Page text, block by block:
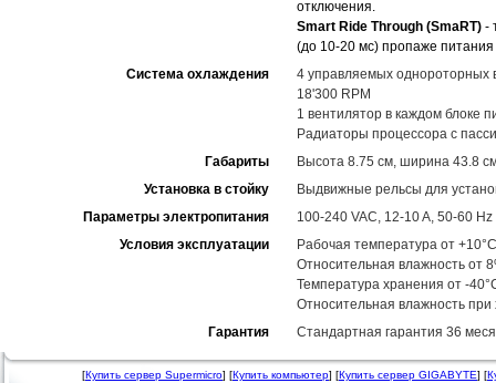
отключения.
Smart Ride Through (SmaRT) -
(до 10-20 мс) пропаже питания
Система охлаждения
4 управляемых однороторных
18'300 RPM
1 вентилятор в каждом блоке
Радиаторы процессора с
Габариты
Высота 8.75 см, ширина 43.8
Установка в стойку
Выдвижные рельсы для
Параметры электропитания
100-240 VAC, 12-10 A, 50-60 Hz
Условия эксплуатации
Рабочая температура от
Относительная влажность от
Температура хранения от -
Относительная влажность
Гарантия
Стандартная гарантия 36
[Купить сервер Supermicro] [Купить компьютер] [Купить сервер GIGABYTE] [